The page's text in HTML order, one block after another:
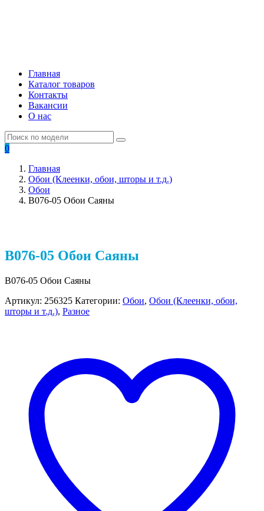
Главная
Каталог товаров
Контакты
Вакансии
О нас
0
Главная
Обои (Клеенки, обои, шторы и т.д.)
Обои
В076-05 Обои Саяны
В076-05 Обои Саяны
В076-05 Обои Саяны
Артикул: 256325 Категории: Обои, Обои (Клеенки, обои,
шторы и т.д.), Разное